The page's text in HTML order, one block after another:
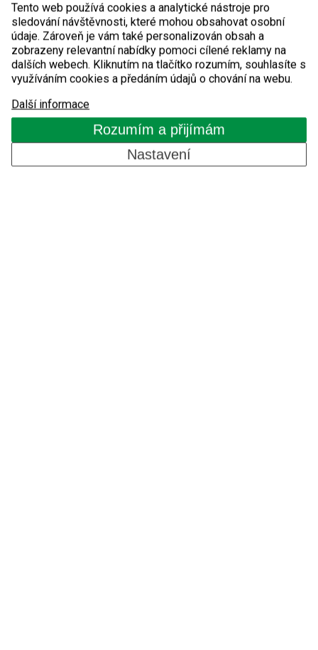
+420 515 536 390
detomatic@detomatic.cz
Servisní oddělení
+420 510 510 751
Tento web používá cookies a analytické nástroje pro
sledování návštěvnosti, které mohou obsahovat osobní
údaje. Zároveň je vám také personalizován obsah a
zobrazeny relevantní nabídky pomoci cílené reklamy na
dalších webech. Kliknutím na tlačítko rozumím, souhlasíte s
využíváním cookies a předáním údajů o chování na webu.
Další informace
Rozumím a přijímám
Nastavení